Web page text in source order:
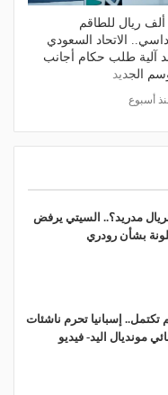
360 ألف ريال للطاقم
الاتحاد السعودي
آلية طلب حكام أجانب
الجديد
أسبوع
مدريد؟.. السيتي يرفض
بشأن رودري
تكتمل.. إسبانيا تحرم ناشئات
مونديال اليد- فيديو